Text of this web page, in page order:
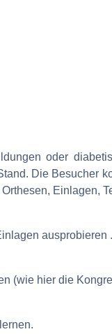
oder
Die Besucher
Einlagen,
ausprobieren
(wie hier die